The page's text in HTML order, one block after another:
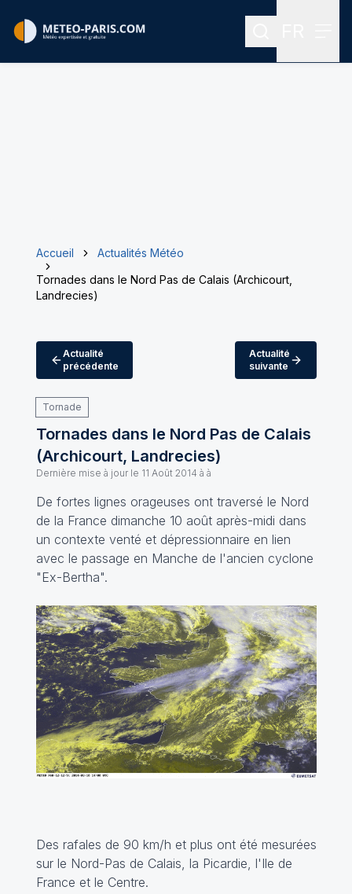
Rechercher
Accueil
Actualités Météo
Tornades dans le Nord Pas de Calais (Archicourt,
Landrecies)
Actualité
précédente
Actualité
suivante
Tornade
Tornades dans le Nord Pas de Calais
(Archicourt, Landrecies)
Dernière mise à jour le 11 Août 2014 à à
De fortes lignes orageuses ont traversé le Nord
de la France dimanche 10 août après-midi dans
un contexte venté et dépressionnaire en lien
avec le passage en Manche de l'ancien cyclone
"Ex-Bertha".
Des rafales de 90 km/h et plus ont été mesurées
sur le Nord-Pas de Calais, la Picardie, l'Ile de
France et le Centre.